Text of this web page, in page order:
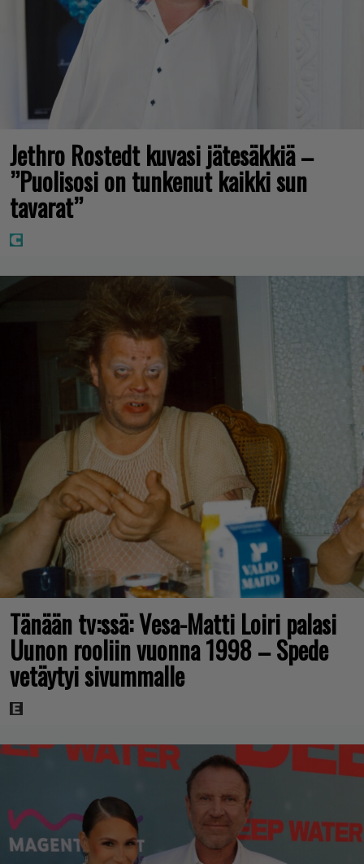
Jethro Rostedt kuvasi jätesäkkiä –
”Puolisosi on tunkenut kaikki sun
tavarat”
Tänään tv:ssä: Vesa-Matti Loiri palasi
Uunon rooliin vuonna 1998 – Spede
vetäytyi sivummalle